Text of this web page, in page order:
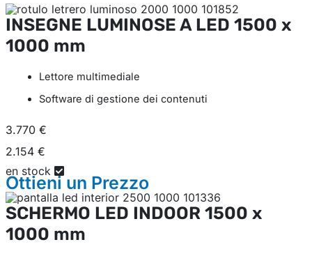
INSEGNE LUMINOSE A LED 1500 x
1000 mm
Lettore multimediale
Software di gestione dei contenuti
3.770 €
2.154 €
en stock
Ottieni un Prezzo
SCHERMO LED INDOOR 1500 x
1000 mm